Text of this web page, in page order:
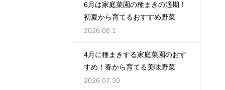
6月は家庭菜園の種まきの適期！
初夏から育てるおすすめ野菜
2026.08.1
4月に種まきする家庭菜園のおす
すめ！春から育てる美味野菜
2026.07.30